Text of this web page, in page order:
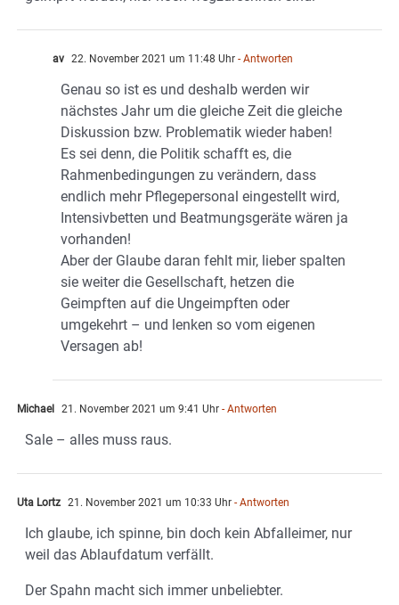
av 22. November 2021 um 11:48 Uhr - Antworten
Genau so ist es und deshalb werden wir
nächstes Jahr um die gleiche Zeit die gleiche
Diskussion bzw. Problematik wieder haben!
Es sei denn, die Politik schafft es, die
Rahmenbedingungen zu verändern, dass
endlich mehr Pflegepersonal eingestellt wird,
Intensivbetten und Beatmungsgeräte wären ja
vorhanden!
Aber der Glaube daran fehlt mir, lieber spalten
sie weiter die Gesellschaft, hetzen die
Geimpften auf die Ungeimpften oder
umgekehrt – und lenken so vom eigenen
Versagen ab!
Michael 21. November 2021 um 9:41 Uhr - Antworten
Sale – alles muss raus.
Uta Lortz 21. November 2021 um 10:33 Uhr - Antworten
Ich glaube, ich spinne, bin doch kein Abfalleimer, nur
weil das Ablaufdatum verfällt.
Der Spahn macht sich immer unbeliebter.